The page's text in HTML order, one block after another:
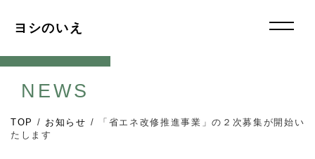
ヨシのいえ
NEWS
TOP / お知らせ /
「省エネ改修推進事業」の２次募集が開始い
たします